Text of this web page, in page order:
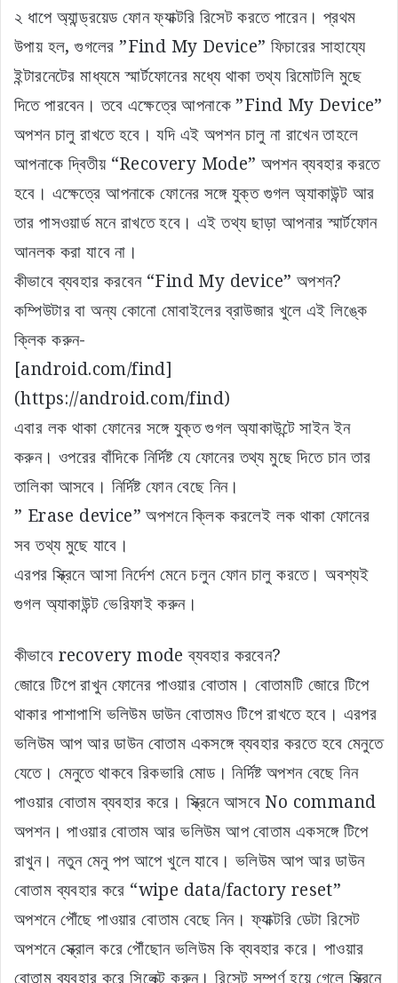
২ ধাপে অ্যান্ড্রয়েড ফোন ফ্যাক্টরি রিসেট করতে পারেন। প্রথম
উপায় হল, গুগলের ”Find My Device” ফিচারের সাহায্যে
ইন্টারনেটের মাধ্যমে স্মার্টফোনের মধ্যে থাকা তথ্য রিমোটলি মুছে
দিতে পারবেন। তবে এক্ষেত্রে আপনাকে ”Find My Device”
অপশন চালু রাখতে হবে। যদি এই অপশন চালু না রাখেন তাহলে
আপনাকে দ্বিতীয় “Recovery Mode” অপশন ব্যবহার করতে
হবে। এক্ষেত্রে আপনাকে ফোনের সঙ্গে যুক্ত গুগল অ্যাকাউন্ট আর
তার পাসওয়ার্ড মনে রাখতে হবে। এই তথ্য ছাড়া আপনার স্মার্টফোন
আনলক করা যাবে না।
কীভাবে ব্যবহার করবেন “Find My device” অপশন?
কম্পিউটার বা অন্য কোনো মোবাইলের ব্রাউজার খুলে এই লিঙ্কে
ক্লিক করুন-
[android.com/find]
(https://android.com/find)
এবার লক থাকা ফোনের সঙ্গে যুক্ত গুগল অ্যাকাউন্টে সাইন ইন
করুন। ওপরের বাঁদিকে নির্দিষ্ট যে ফোনের তথ্য মুছে দিতে চান তার
তালিকা আসবে। নির্দিষ্ট ফোন বেছে নিন।
” Erase device” অপশনে ক্লিক করলেই লক থাকা ফোনের
সব তথ্য মুছে যাবে।
এরপর স্ক্রিনে আসা নির্দেশ মেনে চলুন ফোন চালু করতে। অবশ্যই
গুগল অ্যাকাউন্ট ভেরিফাই করুন।
কীভাবে recovery mode ব্যবহার করবেন?
জোরে টিপে রাখুন ফোনের পাওয়ার বোতাম। বোতামটি জোরে টিপে
থাকার পাশাপাশি ভলিউম ডাউন বোতামও টিপে রাখতে হবে। এরপর
ভলিউম আপ আর ডাউন বোতাম একসঙ্গে ব্যবহার করতে হবে মেনুতে
যেতে। মেনুতে থাকবে রিকভারি মোড। নির্দিষ্ট অপশন বেছে নিন
পাওয়ার বোতাম ব্যবহার করে। স্ক্রিনে আসবে No command
অপশন। পাওয়ার বোতাম আর ভলিউম আপ বোতাম একসঙ্গে টিপে
রাখুন। নতুন মেনু পপ আপে খুলে যাবে। ভলিউম আপ আর ডাউন
বোতাম ব্যবহার করে “wipe data/factory reset”
অপশনে পৌঁছে পাওয়ার বোতাম বেছে নিন। ফ্যাক্টরি ডেটা রিসেট
অপশনে স্ক্রোল করে পৌঁছোন ভলিউম কি ব্যবহার করে। পাওয়ার
বোতাম ব্যবহার করে সিলেক্ট করুন। রিসেট সম্পূর্ণ হয়ে গেলে স্ক্রিনে